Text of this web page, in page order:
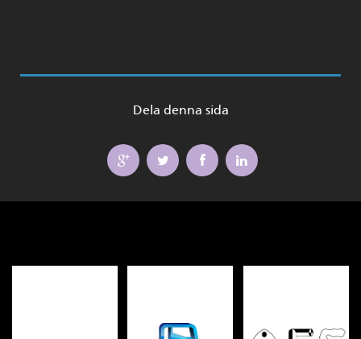
Dela denna sida